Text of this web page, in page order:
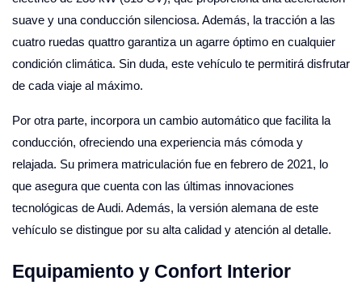
suave y una conducción silenciosa. Además, la tracción a las
cuatro ruedas quattro garantiza un agarre óptimo en cualquier
condición climática. Sin duda, este vehículo te permitirá disfrutar
de cada viaje al máximo.
Por otra parte, incorpora un cambio automático que facilita la
conducción, ofreciendo una experiencia más cómoda y
relajada. Su primera matriculación fue en febrero de 2021, lo
que asegura que cuenta con las últimas innovaciones
tecnológicas de Audi. Además, la versión alemana de este
vehículo se distingue por su alta calidad y atención al detalle.
Equipamiento y Confort Interior